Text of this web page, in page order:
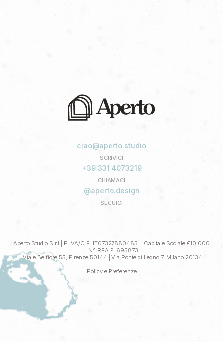
ciao@aperto.studio
SCRIVICI
+39 331 4073219
CHIAMACI
@aperto.design
SEGUICI
Aperto Studio S.r.l.| P.IVA/C.F. IT07327880485 | Capitale Sociale €10.000
| N° REA FI 695873
Viale Belfiore 55, Firenze 50144 | Via Ponte di Legno 7, Milano 20134
Policy e Preferenze